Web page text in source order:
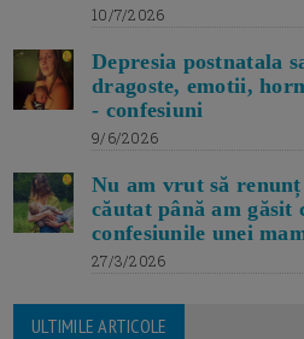
10/7/2026
Depresia postnatala
dragoste, emotii,
- confesiuni
9/6/2026
Nu am vrut să
căutat până am găsit
confesiunile unei
27/3/2026
ULTIMILE ARTICOLE